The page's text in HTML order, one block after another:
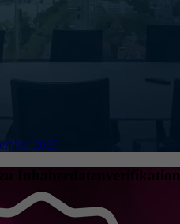
2025
Inhaberdatenverifikation